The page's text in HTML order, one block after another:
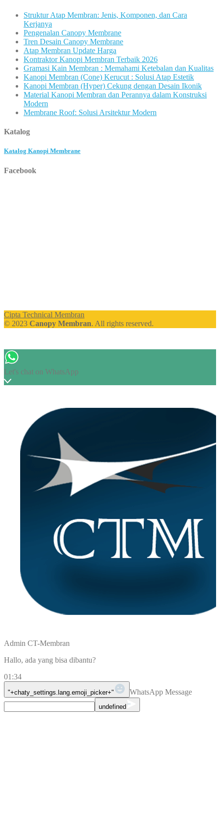
Struktur Atap Membran: Jenis, Komponen, dan Cara
Kerjanya
Pengenalan Canopy Membrane
Tren Desain Canopy Membrane
Atap Membran Update Harga
Kontraktor Kanopi Membran Terbaik 2026
Gramasi Kain Membran : Memahami Ketebalan dan Kualitas
Kanopi Membran (Cone) Kerucut : Solusi Atap Estetik
Kanopi Membran (Hyper) Cekung dengan Desain Ikonik
Material Kanopi Membran dan Perannya dalam Konstruksi
Modern
Membrane Roof: Solusi Arsitektur Modern
Katalog
Katalog Kanopi Membrane
Facebook
Cipta Technical Membran
© 2023 Canopy Membran. All rights reserved.
Let's chat on WhatsApp
Admin CT-Membran
Hallo, ada yang bisa dibantu?
01:34
"+chaty_settings.lang.emoji_picker+" WhatsApp Message
undefined